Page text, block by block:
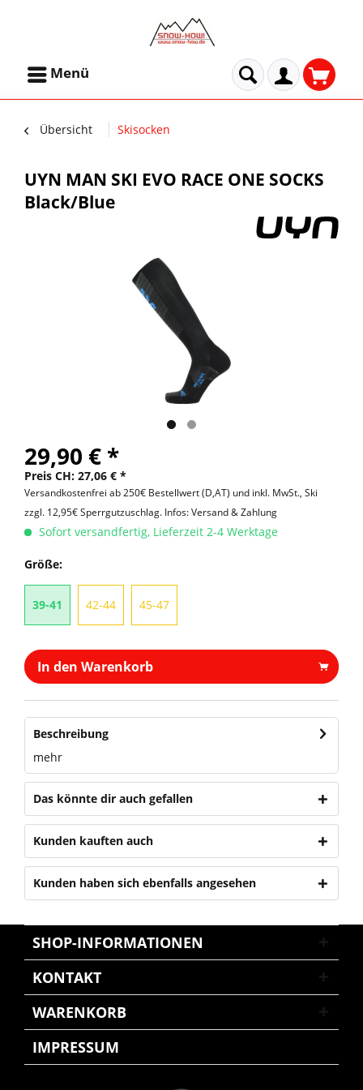
Menü
Übersicht Skisocken
UYN MAN SKI EVO RACE ONE SOCKS
Black/Blue
29,90 € *
Preis CH: 27,06 € *
Versandkostenfrei ab 250€ Bestellwert (D,AT) und inkl. MwSt., Ski
zzgl. 12,95€ Sperrgutzuschlag. Infos: Versand & Zahlung
Sofort versandfertig, Lieferzeit 2-4 Werktage
Größe:
39-41 42-44 45-47
In den Warenkorb
Beschreibung
mehr
Das könnte dir auch gefallen
Kunden kauften auch
Kunden haben sich ebenfalls angesehen
SHOP-INFORMATIONEN
KONTAKT
WARENKORB
IMPRESSUM